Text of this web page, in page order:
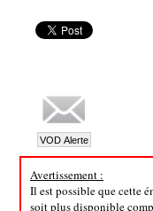
Avertissement :
Il est possible que cette
soit plus disponible